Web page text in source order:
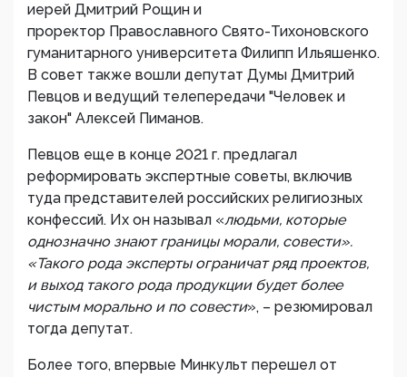
иерей Дмитрий Рощин и
проректор Православного Свято-Тихоновского
гуманитарного университета Филипп Ильяшенко.
В совет также вошли депутат Думы Дмитрий
Певцов и ведущий телепередачи "Человек и
закон" Алексей Пиманов.
Певцов еще в конце 2021 г. предлагал
реформировать экспертные советы, включив
туда представителей российских религиозных
конфессий. Их он называл «людьми, которые
однозначно знают границы морали, совести».
«Такого рода эксперты ограничат ряд проектов,
и выход такого рода продукции будет более
чистым морально и по совести», – резюмировал
тогда депутат.
Более того, впервые Минкульт перешел от